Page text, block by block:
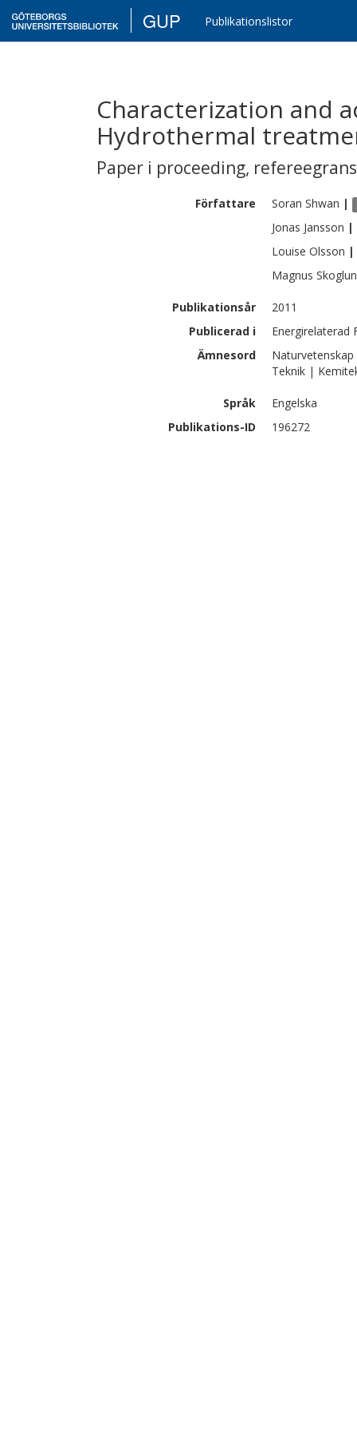
GUP Publikationslistor
Characterization and
Hydrothermal
Paper i proceeding,
Författare Soran Shwan |
Jonas Jansson |
Louise Olsson |
Magnus
Publikationsår
2011
Publicerad i
Energirelaterad
Ämnesord
Teknik |
Språk
Engelska
Publikations-ID
196272